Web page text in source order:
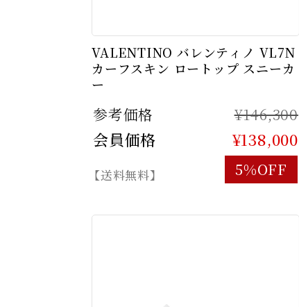
VALENTINO バレンティノ VL7N
カーフスキン ロートップ スニーカ
ー
参考価格 ¥146,300
会員価格 ¥138,000
【送料無料】 5%OFF